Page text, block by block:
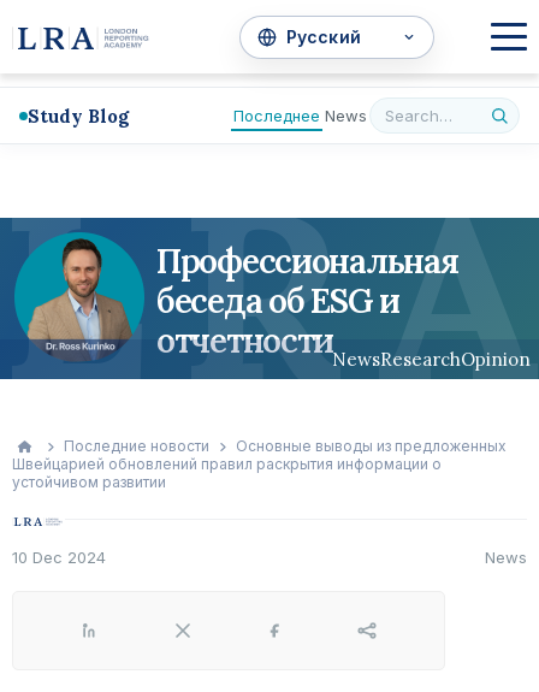
Study Blog Последнее News
Профессиональная
беседа об ESG и
отчетностиNewsResearchOpinion
LRA
Последние новости
Основные выводы из предложенных
Швейцарией обновлений правил раскрытия информации о
устойчивом развитии
10 Dec 2024 News
LinkedIn X Facebook Share